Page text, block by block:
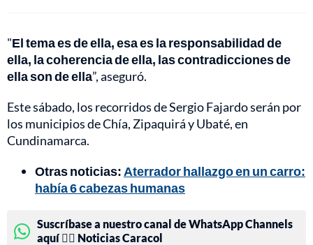
"El tema es de ella, esa es la responsabilidad de
ella, la coherencia de ella, las contradicciones de
ella son de ella”, aseguró.
Este sábado, los recorridos de Sergio Fajardo serán por
los municipios de Chía, Zipaquirá y Ubaté, en
Cundinamarca.
Otras noticias: Aterrador hallazgo en un carro:
había 6 cabezas humanas
Suscríbase a nuestro canal de WhatsApp Channels
aquí 👉🏻 Noticias Caracol